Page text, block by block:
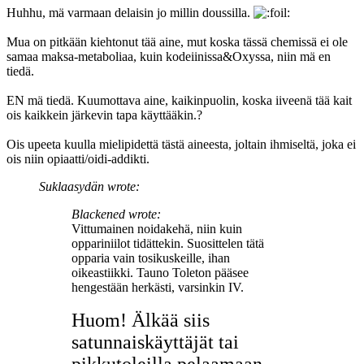
Huhhu, mä varmaan delaisin jo millin doussilla.
Mua on pitkään kiehtonut tää aine, mut koska tässä chemissä ei ole
samaa maksa-metaboliaa, kuin kodeiinissa&Oxyssa, niin mä en
tiedä.
EN mä tiedä. Kuumottava aine, kaikinpuolin, koska iiveenä tää kait
ois kaikkein järkevin tapa käyttääkin.?
Ois upeeta kuulla mielipidettä tästä aineesta, joltain ihmiseltä, joka ei
ois niin opiaatti/oidi-addikti.
Suklaasydän wrote:
Blackened wrote:
Vittumainen noidakehä, niin kuin
oppariniilot tidättekin. Suosittelen tätä
opparia vain tosikuskeille, ihan
oikeastiikki. Tauno Toleton pääsee
hengestään herkästi, varsinkin IV.
Huom! Älkää siis
satunnaiskäyttäjät tai